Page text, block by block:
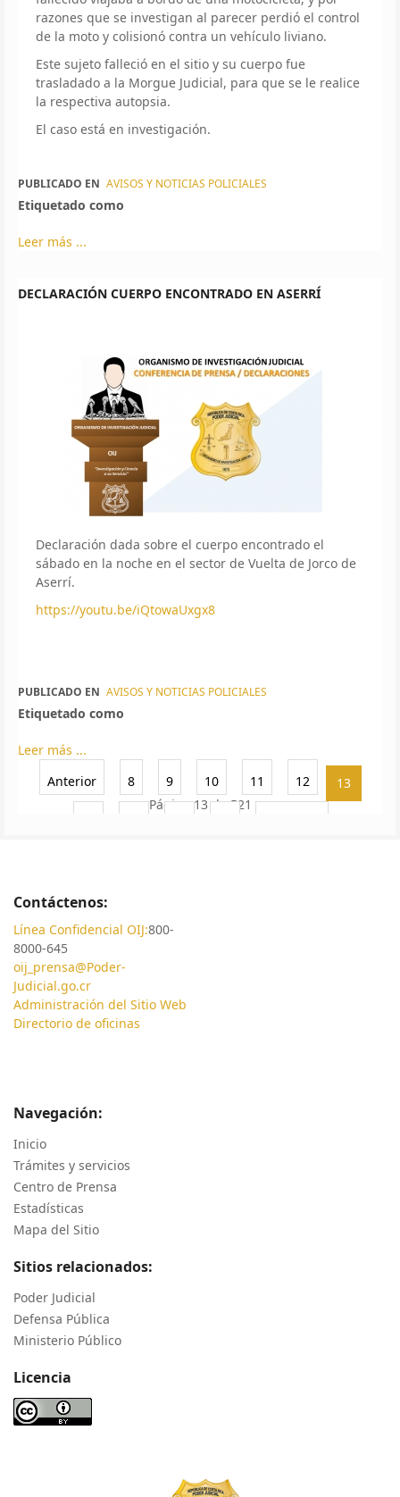
razones que se investigan al parecer perdió el control
de la moto y colisionó contra un vehículo liviano.
Este sujeto falleció en el sitio y su cuerpo fue
trasladado a la Morgue Judicial, para que se le realice
la respectiva autopsia.
El caso está en investigación.
PUBLICADO EN AVISOS Y NOTICIAS POLICIALES
Etiquetado como
Leer más ...
DECLARACIÓN CUERPO ENCONTRADO EN ASERRÍ
Declaración dada sobre el cuerpo encontrado el
sábado en la noche en el sector de Vuelta de Jorco de
Aserrí.
https://youtu.be/iQtowaUxgx8
PUBLICADO EN AVISOS Y NOTICIAS POLICIALES
Etiquetado como
Leer más ...
Anterior
8 9 10 11 12 13
Página 13 de 521
Contáctenos:
Línea Confidencial OIJ:800-
8000-645
oij_prensa@Poder-
Judicial.go.cr
Administración del Sitio Web
Directorio de oficinas
Navegación:
Inicio
Trámites y servicios
Centro de Prensa
Estadísticas
Mapa del Sitio
Sitios relacionados:
Poder Judicial
Defensa Pública
Ministerio Público
Licencia